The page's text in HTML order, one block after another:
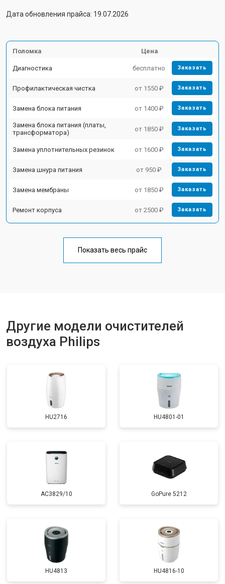
Дата обновления прайса: 19.07.2026
Поломка Цена
Диагностика бесплатно Заказать
Профилактическая чистка от 1550 ₽ Заказать
Замена блока питания от 1400 ₽ Заказать
Замена блока питания (платы,
трансформатора)
от 1850 ₽ Заказать
Замена уплотнительных резинок от 1600 ₽ Заказать
Замена шнура питания от 950 ₽ Заказать
Замена мембраны от 1850 ₽ Заказать
Ремонт корпуса от 2500 ₽ Заказать
Показать весь прайс
Другие модели очистителей
воздуха Philips
HU2716 HU4801-01
AC3829/10 GoPure 5212
HU4813 HU4816-10